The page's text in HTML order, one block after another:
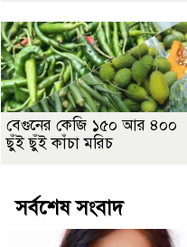
বেগুনের কেজি ১৫০ আর ৪০০
ছুঁই ছুঁই কাঁচা মরিচ
সর্বশেষ সংবাদ